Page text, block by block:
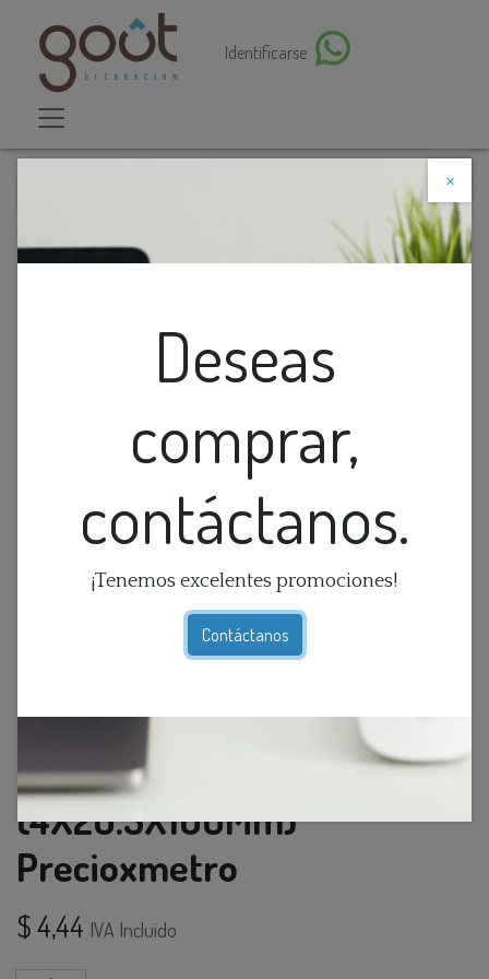
Identificarse
×
Deseas
comprar,
contáctanos.
¡Tenemos excelentes promociones!
Contáctanos
Descuento web
Cinta Skyline Negro (4X20.5X100Mm) Precioxmetro
Cinta Skyline Negro
(4X20.5X100Mm)
Precioxmetro
$4,44 IVA Incluido